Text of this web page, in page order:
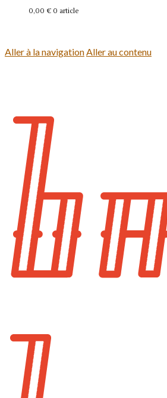
0,00 € 0 article
Aller à la navigationAller au contenu